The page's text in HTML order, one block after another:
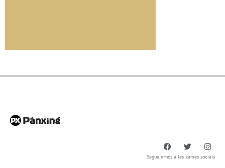
Segueix-nos a les xarxes socials